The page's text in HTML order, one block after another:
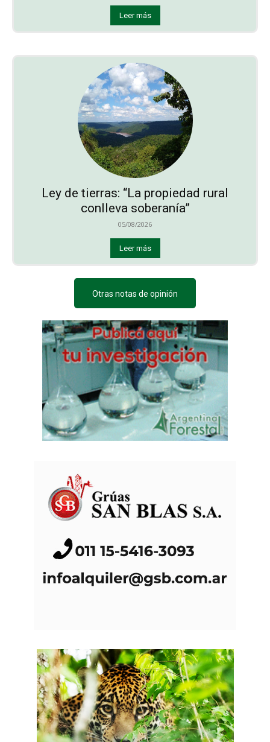
Leer más
Ley de tierras: “La propiedad rural
conlleva soberanía”
05/08/2026
Leer más
Otras notas de opinión